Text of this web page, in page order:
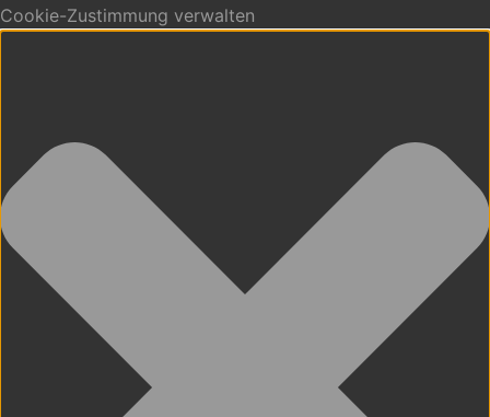
Cookie-Zustimmung verwalten